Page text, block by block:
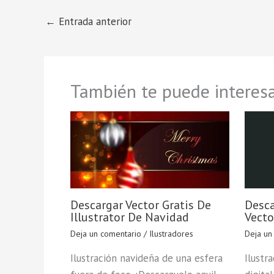
← Entrada anterior
También te puede
Descargar Vector Gratis De
Illustrator De Navidad
Deja un comentario / Ilustradores
Ilustración navideña de una esfera
Deja